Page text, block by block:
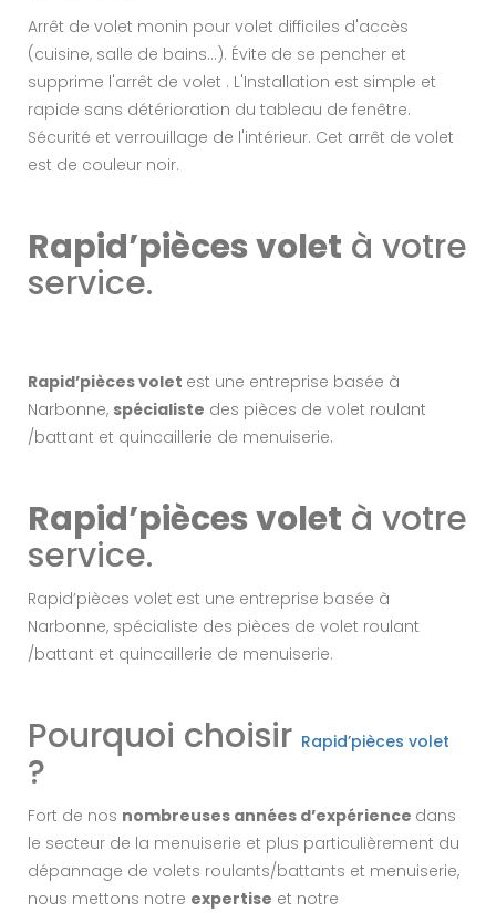
Arrêt de volet monin pour volet difficiles d'accès
(cuisine, salle de bains...). Évite de se pencher et
supprime l'arrêt de volet . L'Installation est simple et
rapide sans détérioration du tableau de fenêtre.
Sécurité et verrouillage de l'intérieur. Cet arrêt de volet
est de couleur noir.
Rapid’pièces volet à votre
service.
Rapid’pièces volet est une entreprise basée à
Narbonne, spécialiste des pièces de volet roulant
/battant et quincaillerie de menuiserie.
Rapid’pièces volet à votre
service.
Rapid’pièces volet est une entreprise basée à
Narbonne, spécialiste des pièces de volet roulant
/battant et quincaillerie de menuiserie.
Pourquoi choisir Rapid’pièces volet
?
Fort de nos nombreuses années d’expérience dans
le secteur de la menuiserie et plus particulièrement du
dépannage de volets roulants/battants et menuiserie,
nous mettons notre expertise et notre